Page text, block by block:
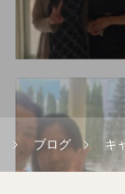
ブログ キ